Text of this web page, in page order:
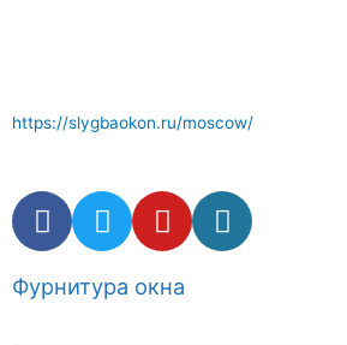
https://slygbaokon.ru/moscow/
Фурнитура окна